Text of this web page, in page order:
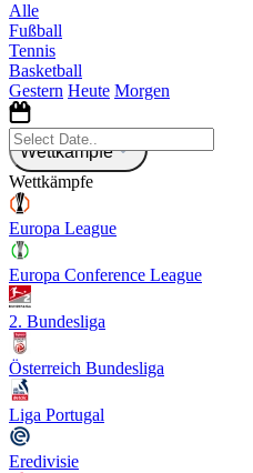
Alle
Fußball
Tennis
Basketball
Gestern Heute Morgen
Wettkämpfe
Wettkämpfe
Europa League
Europa Conference League
2. Bundesliga
Österreich Bundesliga
Liga Portugal
Eredivisie